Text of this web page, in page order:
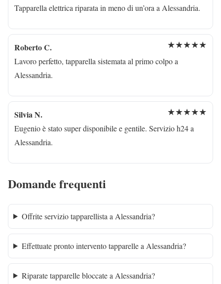
Tapparella elettrica riparata in meno di un’ora a Alessandria.
Roberto C. ★★★★★
Lavoro perfetto, tapparella sistemata al primo colpo a
Alessandria.
Silvia N. ★★★★★
Eugenio è stato super disponibile e gentile. Servizio h24 a
Alessandria.
Domande frequenti
Offrite servizio tapparellista a Alessandria?
Effettuate pronto intervento tapparelle a Alessandria?
Riparate tapparelle bloccate a Alessandria?